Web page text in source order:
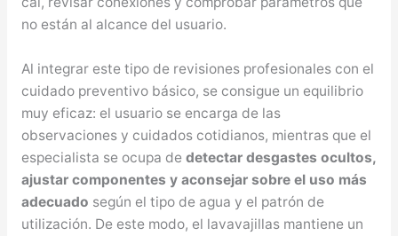
no están al alcance del usuario.
Al integrar este tipo de revisiones profesionales con el
cuidado preventivo básico, se consigue un equilibrio
muy eficaz: el usuario se encarga de las
observaciones y cuidados cotidianos, mientras que el
especialista se ocupa de detectar desgastes ocultos,
ajustar componentes y aconsejar sobre el uso más
adecuado según el tipo de agua y el patrón de
utilización. De este modo, el lavavajillas mantiene un